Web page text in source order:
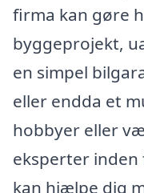
firma kan gøre
byggeprojekt,
en simpel
eller endda et
hobbyer eller
eksperter
kan hjælpe dig